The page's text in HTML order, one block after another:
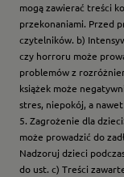
mogą zawierać treści
przekonaniami. Przed
czytelników. b)
czy horroru może
problemów z
książek może
stres, niepokój, a
5. Zagrożenie dla
może prowadzić do
Nadzoruj dzieci
do ust. c) Treści